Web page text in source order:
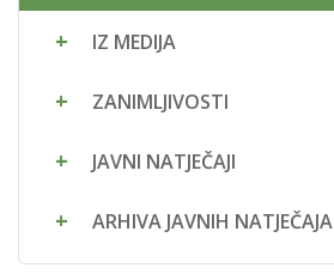
IZ MEDIJA
ZANIMLJIVOSTI
JAVNI NATJEČAJI
ARHIVA JAVNIH NATJEČAJA